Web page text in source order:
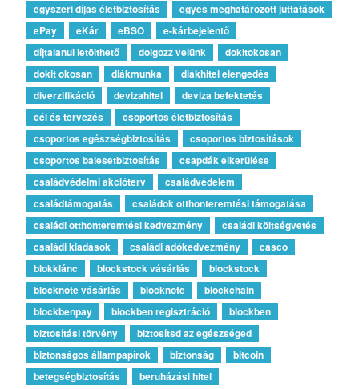
egyszeri díjas életbiztosítás
egyes meghatározott juttatások
ePay
eKár eBSO
e-kárbejelentő
díjtalanul letölthető
dolgozz velünk
dokitokosan
dokit okosan
diákmunka
diákhitel elengedés
diverzifikáció
devizahitel
deviza befektetés
cél és tervezés
csoportos életbiztosítás
csoportos egészségbiztosítás
csoportos biztosítások
csoportos balesetbiztosítás
csapdák elkerülése
családvédelmi akcióterv
családvédelem
családtámogatás
családok otthonteremtési támogatása
családi otthonteremtési kedvezmény
családi költségvetés
családi kiadások
családi adókedvezmény
casco
blokklánc
blockstock vásárlás
blockstock
blocknote vásárlás
blocknote
blockchain
blockbenpay
blockben regisztráció
blockben
biztosítási törvény
biztosítsd az egészséged
biztonságos állampapírok
biztonság
bitcoin
betegségbiztosítás
beruházási hitel